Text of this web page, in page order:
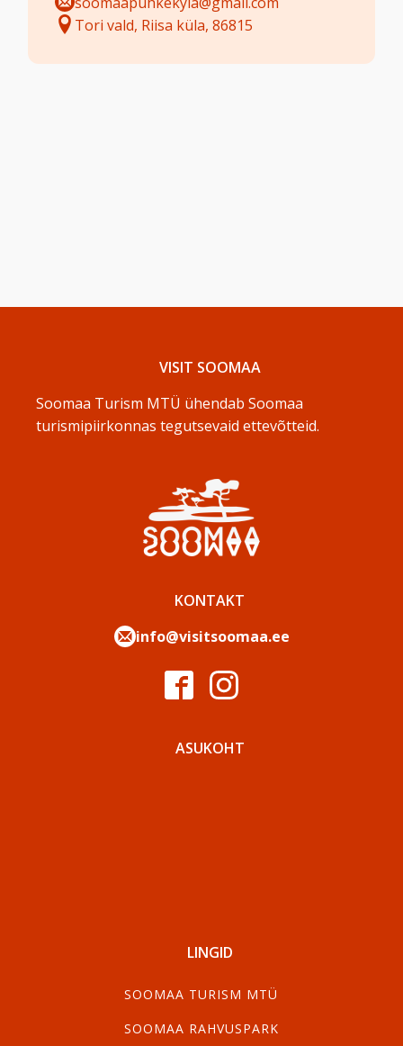
Tori vald, Riisa küla, 86815
VISIT SOOMAA
Soomaa Turism MTÜ ühendab Soomaa
turismipiirkonnas tegutsevaid ettevõtteid.
KONTAKT
info@visitsoomaa.ee
ASUKOHT
LINGID
SOOMAA TURISM MTÜ
SOOMAA RAHVUSPARK